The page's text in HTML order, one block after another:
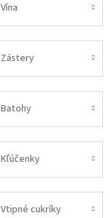
Vína
Zástery
Batohy
Kľúčenky
Vtipné cukríky